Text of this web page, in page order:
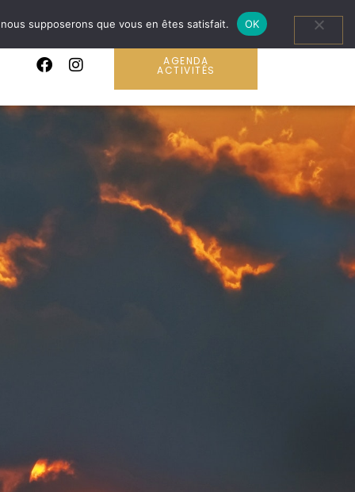
AGENDA
ACTIVITÉS
supposerons que vous en êtes satisfait. OK